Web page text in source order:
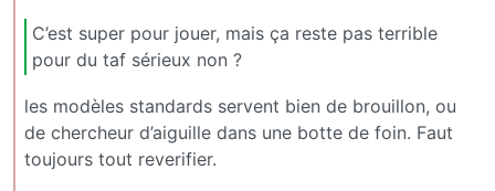
C’est super pour jouer, mais ça reste pas terrible
pour du taf sérieux non ?
les modèles standards servent bien de brouillon, ou
de chercheur d’aiguille dans une botte de foin. Faut
toujours tout reverifier.